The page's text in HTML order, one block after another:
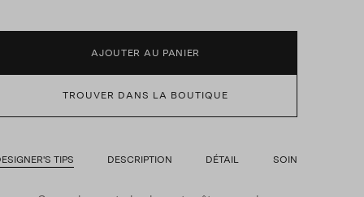
AJOUTER AU PANIER
TROUVER DANS LA BOUTIQUE
TIPS DESCRIPTION DÉTAIL SOIN